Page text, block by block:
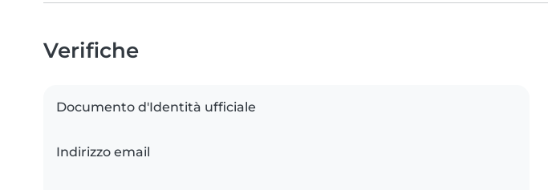
Verifiche
Documento d'Identità ufficiale
Indirizzo email